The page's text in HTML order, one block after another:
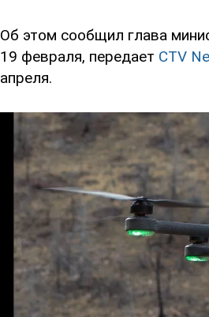
Об этом сообщил глава
19 февраля, передает CTV
апреля.